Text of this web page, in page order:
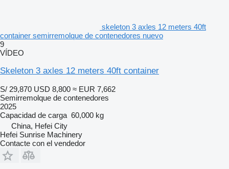
skeleton 3 axles 12 meters 40ft
container semirremolque de contenedores nuevo
9
VÍDEO
Skeleton 3 axles 12 meters 40ft container
S/ 29,870 USD 8,800 ≈ EUR 7,662
Semirremolque de contenedores
2025
Capacidad de carga 60,000 kg
China, Hefei City
Hefei Sunrise Machinery
Contacte con el vendedor